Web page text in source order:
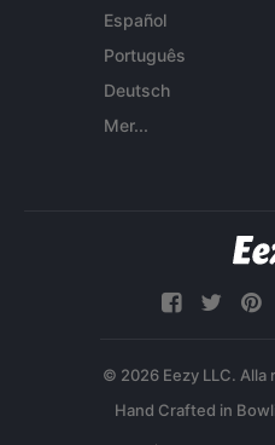
Español
Português
Deutsch
Mer...
© 2026 Eezy LLC.